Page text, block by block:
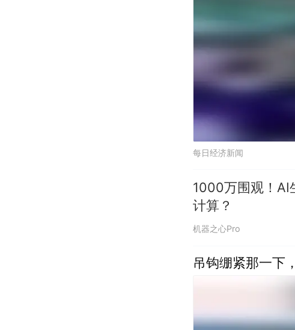
每日经济新闻
1000万围观！AI
计算？
机器之心Pro
吊钩绷紧那一下